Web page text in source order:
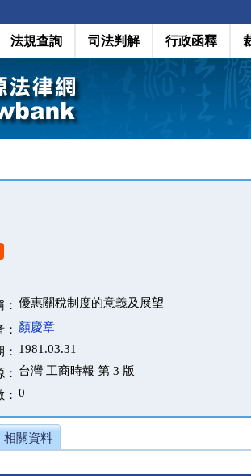
法規查詢 司法判解 行政函釋
優惠關稅制度的意義及展望
顏慶章
1981.03.31
台灣 工商時報 第 3 版
0
相關資料